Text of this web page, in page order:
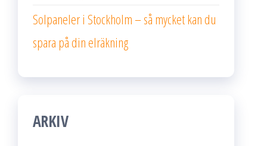
Solpaneler i Stockholm – så mycket kan du
spara på din elräkning
ARKIV